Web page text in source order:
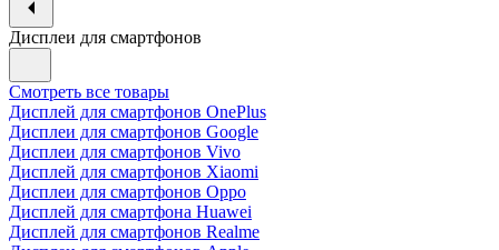
Дисплеи для смартфонов
Смотреть все товары
Дисплей для смартфонов OnePlus
Дисплеи для смартфонов Google
Дисплеи для смартфонов Vivo
Дисплей для смартфонов Xiaomi
Дисплеи для смартфонов Oppo
Дисплей для смартфона Huawei
Дисплей для смартфонов Realme